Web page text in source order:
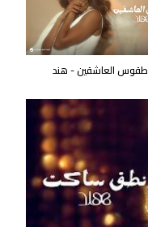
طقوس العاشقين - هند